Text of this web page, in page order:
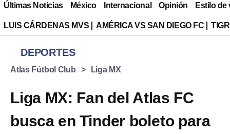
Últimas Noticias México Internacional Opinión Estilo de
LUIS CÁRDENAS MVS AMÉRICA VS SAN DIEGO FC
DEPORTES
Atlas Fútbol Club Liga MX
Liga MX: Fan del Atlas FC
busca en Tinder boleto para